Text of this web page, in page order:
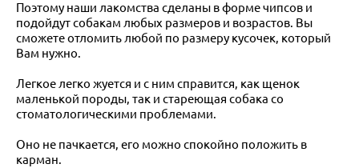
Поэтому наши лакомства сделаны в форме чипсов и
подойдут собакам любых размеров и возрастов. Вы
сможете отломить любой по размеру кусочек, который
Вам нужно.
Легкое легко жуется и с ним справится, как щенок
маленькой породы, так и стареющая собака со
стоматологическими проблемами.
Оно не пачкается, его можно спокойно положить в
карман.